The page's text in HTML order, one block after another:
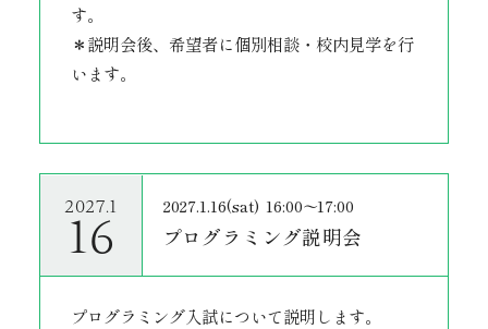
す。
＊説明会後、希望者に個別相談・校内見学を行
います。
2027.1
16
2027.1.16(sat) 16:00〜17:00
プログラミング説明会
プログラミング入試について説明します。